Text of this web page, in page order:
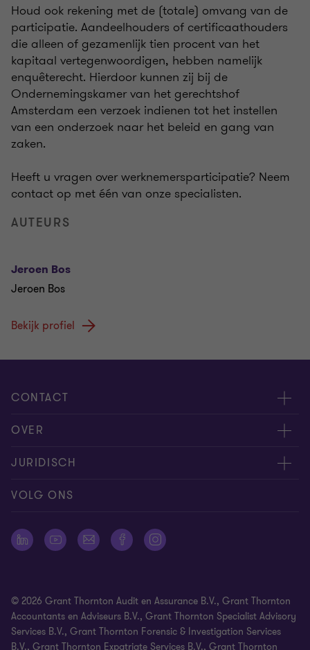
Houd ook rekening met de (totale) omvang van de
participatie. Aandeelhouders of certificaathouders
die alleen of gezamenlijk tien procent van het
kapitaal vertegenwoordigen, hebben namelijk
enquêterecht. Hierdoor kunnen zij bij de
Ondernemingskamer van het gerechtshof
Amsterdam een verzoek indienen tot het instellen
van een onderzoek naar het beleid en gang van
zaken.
Heeft u vragen over werknemersparticipatie? Neem
contact op met één van onze specialisten.
AUTEURS
Jeroen Bos
Jeroen Bos
Bekijk profiel
CONTACT
Evenementen
Neem contact op
OVER
Carrière
Over ons
Pers
JURIDISCH
Algemene voorwaarden
Cookievoorkeuren
Identificatieplicht
Klachtenprocedure
VOLG ONS
© 2026 Grant Thornton Audit en Assurance B.V., Grant Thornton
Accountants en Adviseurs B.V., Grant Thornton Specialist Advisory
Services B.V., Grant Thornton Forensic & Investigation Services
B.V., Grant Thornton Expatriate Services B.V., Grant Thornton